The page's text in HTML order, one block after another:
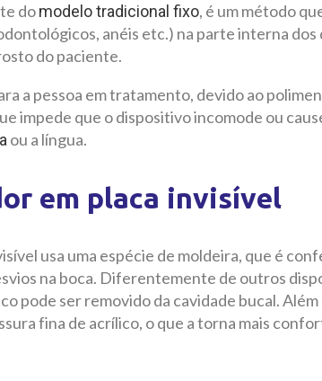
domodelo tradicional fixo, é um método
anéis etc.) na parte interna dos
do paciente.
a pessoa em tratamento, devido ao
impede que o dispositivo incomode ou
ou a língua.
em placa invisível
usa uma espécie de moldeira, que é
na boca. Diferentemente de outros
pode ser removido da cavidade bucal. Além
fina de acrílico, o que a torna mais